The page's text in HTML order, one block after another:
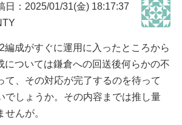
日：2025/01/31(金) 18:17:37
編成がすぐに運用に入ったところから
については鎌倉への回送後何らかの不
て、その対応が完了するのを待って
でしょうか。その内容までは推し量
せんが。